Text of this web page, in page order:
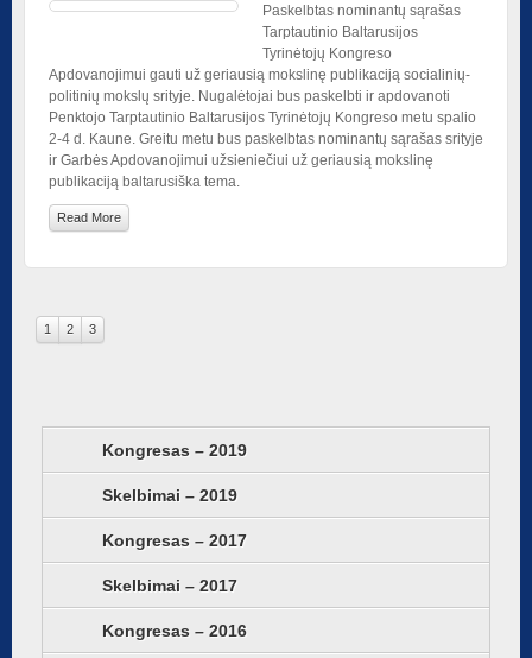
Kongresas – 2019
Skelbimai – 2019
Kongresas – 2017
Skelbimai – 2017
Kongresas – 2016
Paskelbtas nominantų sąrašas
Tarptautinio Baltarusijos
Tyrinėtojų Kongreso
Apdovanojimui gauti už geriausią mokslinę publikaciją socialinių-
politinių mokslų srityje. Nugalėtojai bus paskelbti ir apdovanoti
Penktojo Tarptautinio Baltarusijos Tyrinėtojų Kongreso metu spalio
2-4 d. Kaune. Greitu metu bus paskelbtas nominantų sąrašas srityje
ir Garbės Apdovanojimui užsieniečiui už geriausią mokslinę
publikaciją baltarusiška tema.
Read More
1 2 3